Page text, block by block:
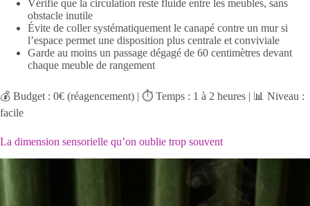
Vérifie que la circulation reste fluide entre les meubles, sans
obstacle inutile
Évite de coller systématiquement le canapé contre un mur si
l’espace permet une disposition plus centrale et conviviale
Garde au moins un passage dégagé de 60 centimètres devant
chaque meuble de rangement
💰 Budget : 0€ (réagencement) | ⏱️ Temps : 1 à 2 heures | 📊 Niveau :
facile
La dimension sensorielle qu’on oublie trop souvent